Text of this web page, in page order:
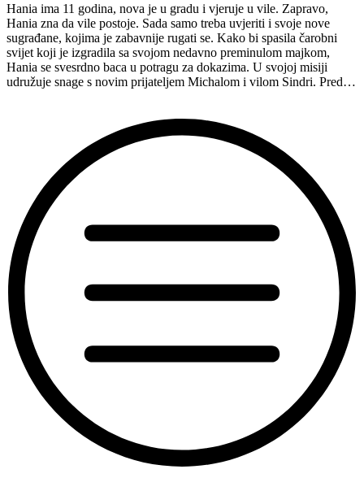
Hania ima 11 godina, nova je u gradu i vjeruje u vile. Zapravo,
Hania zna da vile postoje. Sada samo treba uvjeriti i svoje nove
sugrađane, kojima je zabavnije rugati se. Kako bi spasila čarobni
svijet koji je izgradila sa svojom nedavno preminulom majkom,
Hania se svesrdno baca u potragu za dokazima. U svojoj misiji
udružuje snage s novim prijateljem Michalom i vilom Sindri. Pred…